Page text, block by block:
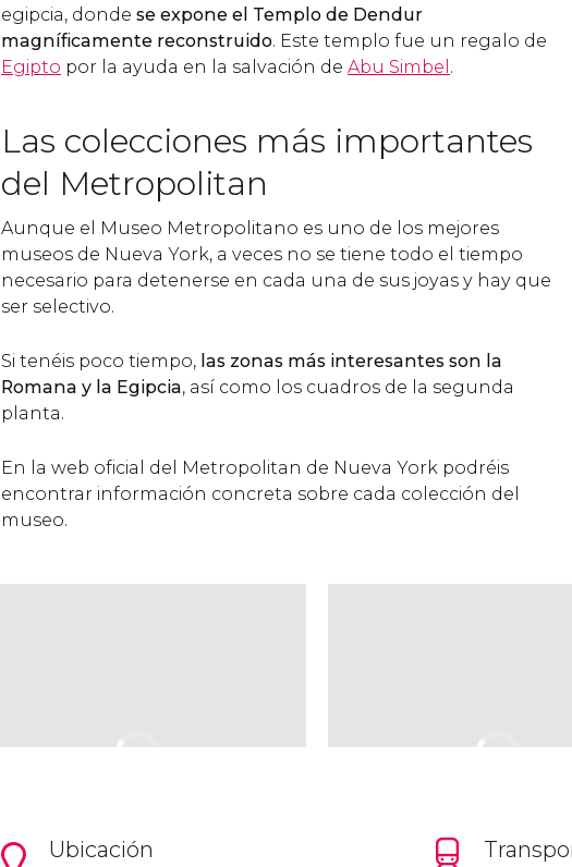
egipcia, donde se expone el Templo de Dendur
magníficamente reconstruido. Este templo fue un regalo de
Egipto por la ayuda en la salvación de Abu Simbel .
Las colecciones más importantes
del Metropolitan
Aunque el Museo Metropolitano es uno de los mejores
museos de Nueva York, a veces no se tiene todo el tiempo
necesario para detenerse en cada una de sus joyas y hay que
ser selectivo.
Si tenéis poco tiempo, las zonas más interesantes son la
Romana y la Egipcia, así como los cuadros de la segunda
planta.
En la web oficial del Metropolitan de Nueva York podréis
encontrar información concreta sobre cada colección del
museo.
Ubicación